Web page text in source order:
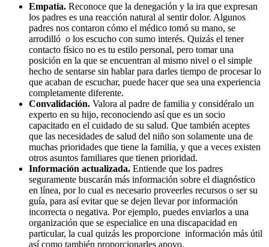
Empatía. Reconoce que la denegación y la ira que expresan
los padres es una reacción natural al sentir dolor. Algunos
padres nos contaron cómo el médico tomó su mano, se
arrodilló o los escucho con sumo interés. Quizás el tener
contacto físico no es tu estilo personal, pero tomar una
posición en la que se encuentran al mismo nivel o el simple
hecho de sentarse sin hablar para darles tiempo de procesar lo
que acaban de escuchar, puede hacer que sea una experiencia
completamente diferente.
Convalidación. Valora al padre de familia y considéralo un
experto en su hijo, reconociendo así que es un socio
capacitado en el cuidado de su salud. Que también aceptes
que las necesidades de salud del niño son solamente una de
muchas prioridades que tiene la familia, y que a veces existen
otros asuntos familiares que tienen prioridad.
Información actualizada. Entiende que los padres
seguramente buscarán más información sobre el diagnóstico
en línea, por lo cual es necesario proveerles recursos o ser su
guía, para así evitar que se dejen llevar por información
incorrecta o negativa. Por ejemplo, puedes enviarlos a una
organización que se especialice en una discapacidad en
particular, la cual quizás les proporcione información más útil
así como también proporcionarles apoyo.